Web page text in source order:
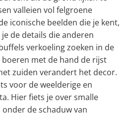
valleien vol felgroene
iconische beelden die je kent,
de details die anderen
verkoeling zoeken in de
met de hand de rijst
zuiden verandert het decor.
voor de weelderige en
Hier fiets je over smalle
de schaduw van